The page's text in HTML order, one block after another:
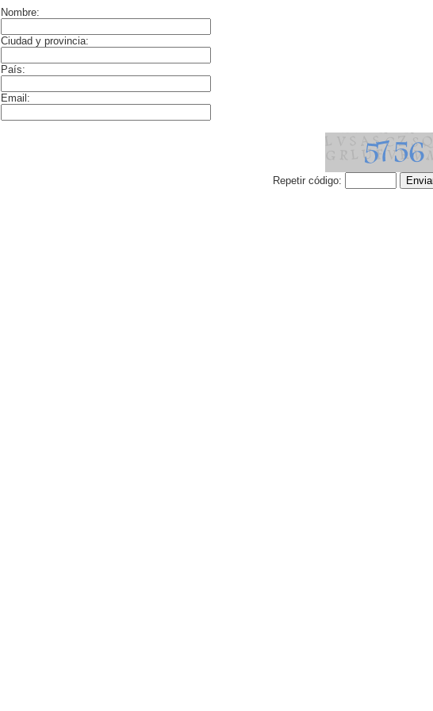
Nombre:
Ciudad y provincia:
País:
Email:
Repetir código: